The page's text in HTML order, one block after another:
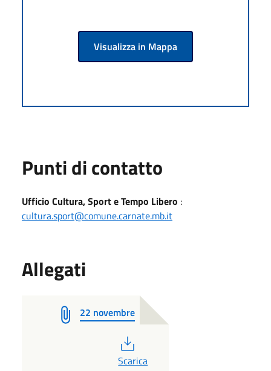
Visualizza in Mappa
Punti di contatto
Ufficio Cultura, Sport e Tempo Libero :
cultura.sport@comune.carnate.mb.it
Allegati
22 novembre
PDF
Scarica